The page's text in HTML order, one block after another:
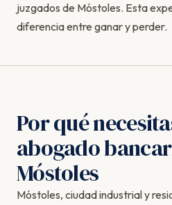
juzgados de Móstoles. Esta
diferencia entre ganar y perder.
Por qué
abogado
Móstoles
Móstoles, ciudad industrial y